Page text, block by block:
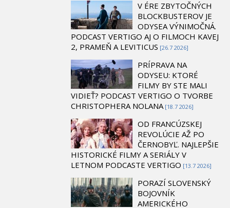
V ÉRE ZBYTOČNÝCH
BLOCKBUSTEROV JE
ODYSEA VÝNIMOČNÁ.
PODCAST VERTIGO AJ O FILMOCH KAVEJ
2, PRAMEŇ A LEVITICUS [26.7 2026]
PRÍPRAVA NA
ODYSEU: KTORÉ
FILMY BY STE MALI
VIDIEŤ? PODCAST VERTIGO O TVORBE
CHRISTOPHERA NOLANA [18.7 2026]
OD FRANCÚZSKEJ
REVOLÚCIE AŽ PO
ČERNOBYĽ. NAJLEPŠIE
HISTORICKÉ FILMY A SERIÁLY V
LETNOM PODCASTE VERTIGO [13.7 2026]
PORAZÍ SLOVENSKÝ
BOJOVNÍK
AMERICKÉHO